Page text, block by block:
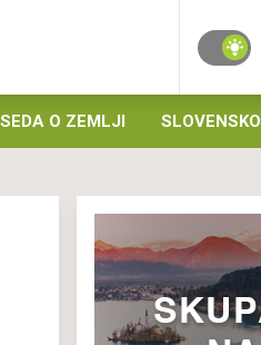
O ZEMLJI SLOVENSKO